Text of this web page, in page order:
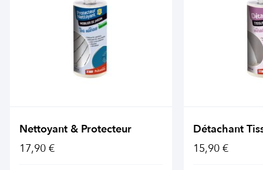
Nettoyant & Protecteur
17,90 €
Détachant
15,90 €